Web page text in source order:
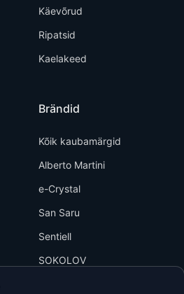
Käevõrud
Ripatsid
Kaelakeed
Brändid
Kõik kaubamärgid
Alberto Martini
e-Crystal
San Saru
Sentiell
SOKOLOV